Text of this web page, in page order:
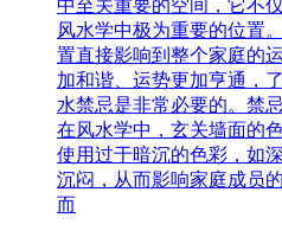
中至关重要的空间，它不
风水学中极为重要的位置
置直接影响到整个家庭的
加和谐、运势更加亨通，
水禁忌是非常必要的。禁
在风水学中，玄关墙面的
使用过于暗沉的色彩，如
沉闷，从而影响家庭成员
而